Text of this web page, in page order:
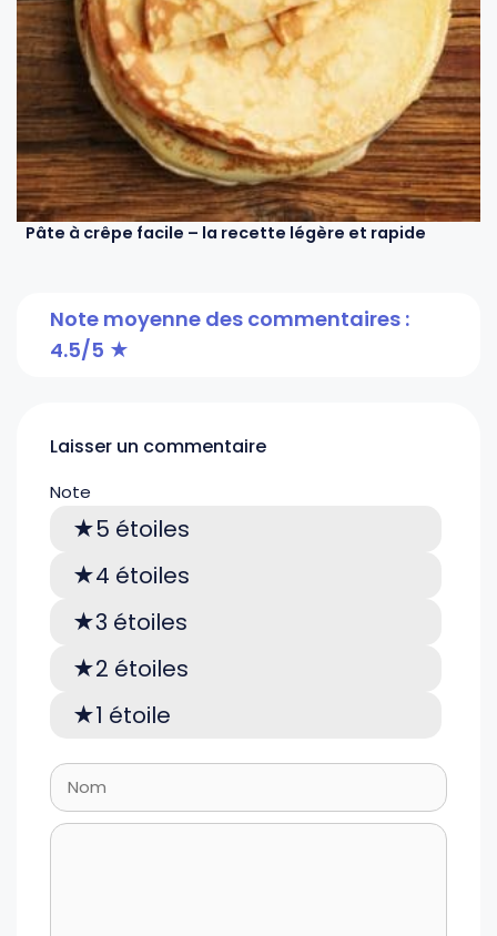
Pâte à crêpe facile – la recette légère et rapide
Note moyenne des commentaires :
4.5/5
Laisser un commentaire
Note
5 étoiles
4 étoiles
3 étoiles
2 étoiles
1 étoile